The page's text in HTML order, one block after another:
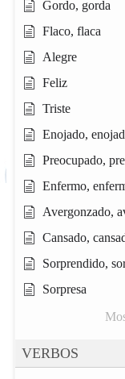
Gordo, gorda
Flaco, flaca
Alegre
Feliz
Triste
Enojado,
Preocupado,
Enfermo,
Avergonzado,
Cansado,
Sorprendido,
Sorpresa
VERBOS